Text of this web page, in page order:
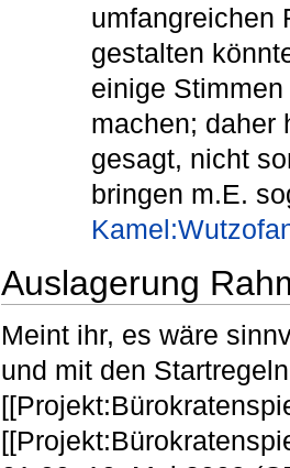
umfangreichen
gestalten
einige
machen; daher
gesagt, nicht
bringen m.E.
Auslagerung
Meint ihr, es wäre
und mit den